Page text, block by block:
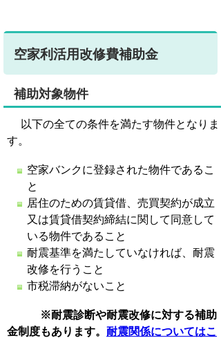
空家利活用改修費補助金
補助対象物件
以下の全ての条件を満たす物件となりま
す。
空家バンクに登録された物件であるこ
と
居住のための賃貸借、売買契約が成立
又は賃貸借契約締結に関して同意して
いる物件であること
耐震基準を満たしていなければ、耐震
改修を行うこと
市税滞納がないこと
※耐震診断や耐震改修に対する補助
金制度もあります。 耐震関係についてはこ